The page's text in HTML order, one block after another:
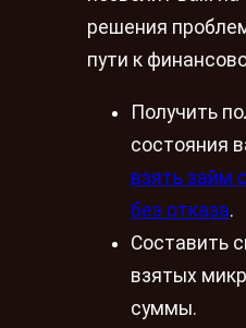
решения
пути к
Получить
состояния
взять займ
без отказа.
Составить
взятых
суммы.